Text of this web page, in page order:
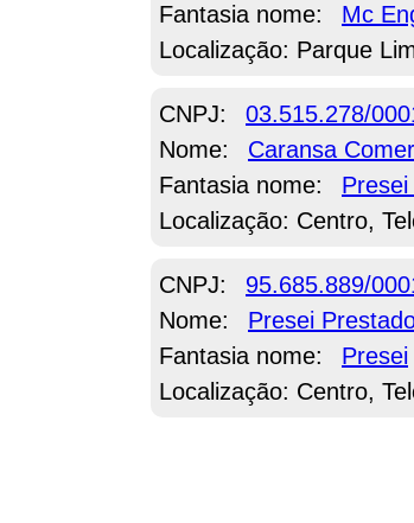
Fantasia nome:
Mc
Localização: Parque
CNPJ: 03.515.278/
Nome:
Caransa
Fantasia nome:
Localização: Centro,
CNPJ: 95.685.889/
Nome:
Presei
Fantasia nome:
Presei
Localização: Centro,